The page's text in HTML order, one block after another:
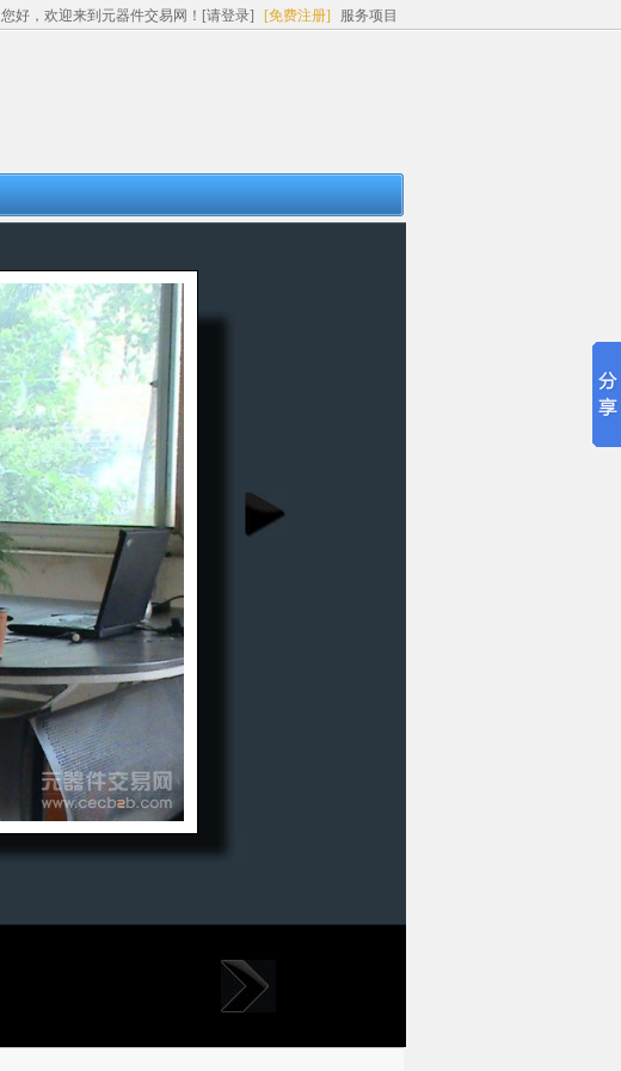
您好，欢迎来到元器件交易网！ [请登录] [免费注册] 服务项目